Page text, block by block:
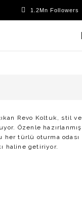
Revo Koltuk, stil ve
Özenle hazırlanmış
her türlü oturma odası
haline getiriyor.